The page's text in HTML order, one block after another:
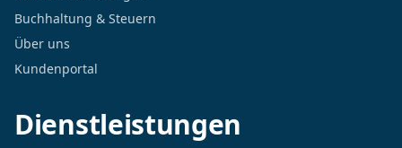
Buchhaltung & Steuern
Über uns
Kundenportal
Dienstleistungen